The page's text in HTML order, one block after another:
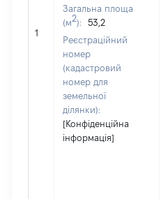
1
Загальна площа
(м2):
53,2
Реєстраційний
номер
(кадастровий
номер для
земельної
ділянки):
[Конфіденційна
інформація]